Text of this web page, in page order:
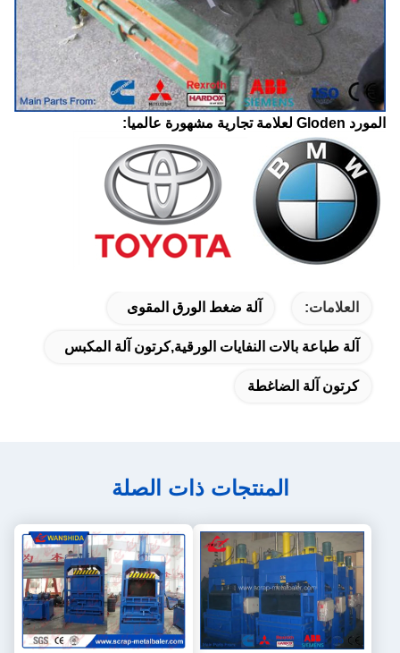
المورد Gloden لعلامة تجارية مشهورة عالميا:
العلامات: آلة ضغط الورق المقوى
آلة طباعة بالات النفايات الورقية,كرتون آلة المكبس
كرتون آلة الضاغطة
المنتجات ذات الصلة